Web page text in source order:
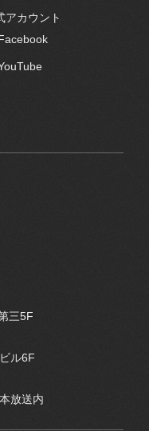
アカウント
三5F
ル6F
放送内